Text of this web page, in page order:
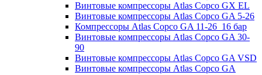
Винтовые компрессоры Atlas Copco GX EL
Винтовые компрессоры Atlas Copco GA 5-26
Компрессоры Atlas Copco GA 11-26_16 бар
Винтовые компрессоры Atlas Copco GA 30-
90
Винтовые компрессоры Atlas Copco GA VSD
Винтовые компрессоры Atlas Copco GA